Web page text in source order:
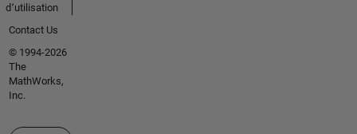
d՚utilisation
Contact Us
© 1994-2026
The
MathWorks,
Inc.